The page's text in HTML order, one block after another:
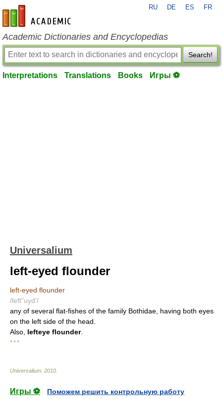
en-academic.com
RU DE ES FR
Academic Dictionaries and Encyclopedias
Search!
Interpretations Translations Books Игры ⚽
Universalium
left-eyed flounder
left-eyed flounder
/left"uyd'/
any of several flat-fishes of the family Bothidae, having both eyes
on the left side of the head.
Also, lefteye flounder.
* * *
Universalium 2010
Игры ⚽
Поможем решить контрольную работу